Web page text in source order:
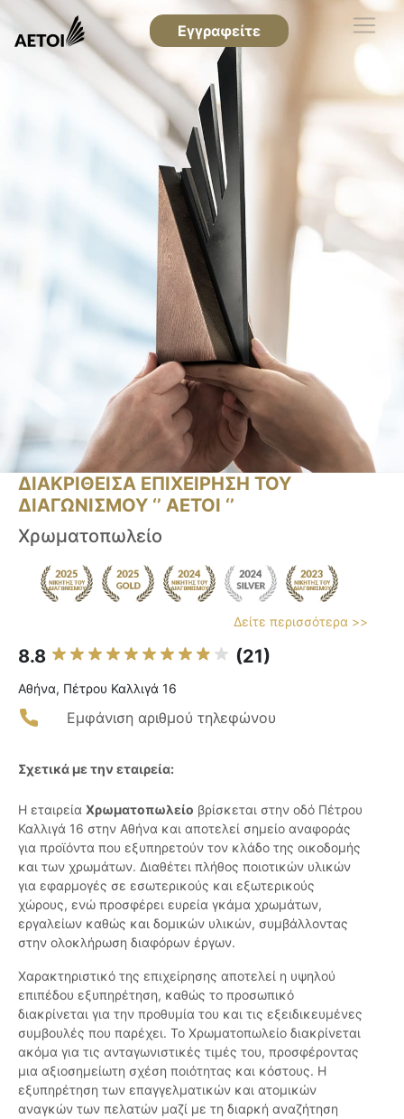
Εγγραφείτε
ΔΙΑΚΡΙΘΕΙΣΑ ΕΠΙΧΕΙΡΗΣΗ ΤΟΥ
ΔΙΑΓΩΝΙΣΜΟΥ ‘’ ΑΕΤΟΙ ‘’
Χρωματοπωλείο
Δείτε περισσότερα >>
8.8 (21)
Αθήνα, Πέτρου Καλλιγά 16
Εμφάνιση αριθμού τηλεφώνου
Σχετικά με την εταιρεία:
Η εταιρεία Χρωματοπωλείο βρίσκεται στην οδό Πέτρου
Καλλιγά 16 στην Αθήνα και αποτελεί σημείο αναφοράς
για προϊόντα που εξυπηρετούν τον κλάδο της οικοδομής
και των χρωμάτων. Διαθέτει πλήθος ποιοτικών υλικών
για εφαρμογές σε εσωτερικούς και εξωτερικούς
χώρους, ενώ προσφέρει ευρεία γκάμα χρωμάτων,
εργαλείων καθώς και δομικών υλικών, συμβάλλοντας
στην ολοκλήρωση διαφόρων έργων.
Χαρακτηριστικό της επιχείρησης αποτελεί η υψηλού
επιπέδου εξυπηρέτηση, καθώς το προσωπικό
διακρίνεται για την προθυμία του και τις εξειδικευμένες
συμβουλές που παρέχει. Το Χρωματοπωλείο διακρίνεται
ακόμα για τις ανταγωνιστικές τιμές του, προσφέροντας
μια αξιοσημείωτη σχέση ποιότητας και κόστους. Η
εξυπηρέτηση των επαγγελματικών και ατομικών
αναγκών των πελατών μαζί με τη διαρκή αναζήτηση